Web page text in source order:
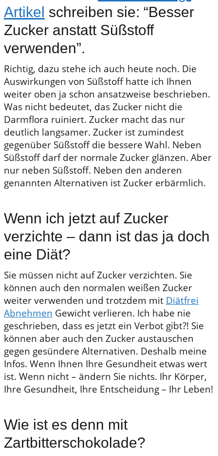
Artikel schreiben sie: “Besser
Zucker anstatt Süßstoff
verwenden”.
Richtig, dazu stehe ich auch heute noch. Die
Auswirkungen von Süßstoff hatte ich Ihnen
weiter oben ja schon ansatzweise beschrieben.
Was nicht bedeutet, das Zucker nicht die
Darmflora ruiniert. Zucker macht das nur
deutlich langsamer. Zucker ist zumindest
gegenüber Süßstoff die bessere Wahl. Neben
Süßstoff darf der normale Zucker glänzen. Aber
nur neben Süßstoff. Neben den anderen
genannten Alternativen ist Zucker erbärmlich.
Wenn ich jetzt auf Zucker
verzichte – dann ist das ja doch
eine Diät?
Sie müssen nicht auf Zucker verzichten. Sie
können auch den normalen weißen Zucker
weiter verwenden und trotzdem mit Diätfrei
Abnehmen Gewicht verlieren. Ich habe nie
geschrieben, dass es jetzt ein Verbot gibt?! Sie
können aber auch den Zucker austauschen
gegen gesündere Alternativen. Deshalb meine
Infos. Wenn Ihnen Ihre Gesundheit etwas wert
ist. Wenn nicht – ändern Sie nichts. Ihr Körper,
Ihre Gesundheit, Ihre Entscheidung – Ihr Leben!
Wie ist es denn mit
Zartbitterschokolade?